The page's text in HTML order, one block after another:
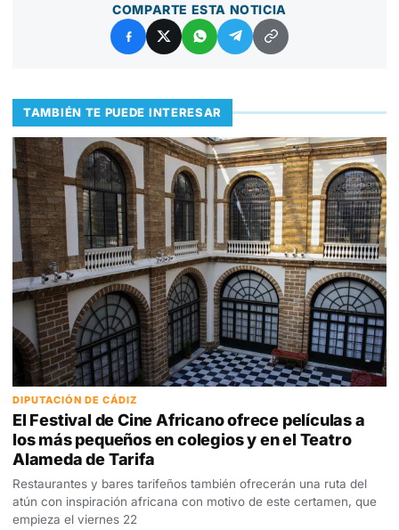
COMPARTE ESTA NOTICIA
TAMBIÉN TE PUEDE INTERESAR
DIPUTACIÓN DE CÁDIZ
El Festival de Cine Africano ofrece películas a
los más pequeños en colegios y en el Teatro
Alameda de Tarifa
Restaurantes y bares tarifeños también ofrecerán una ruta del
atún con inspiración africana con motivo de este certamen, que
empieza el viernes 22